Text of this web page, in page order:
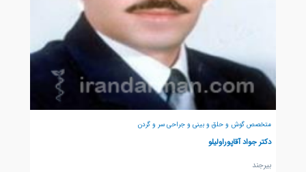
متخصص گوش و حلق و بینی و جراحی سر و گردن
دکتر جواد آقاپوراولیلو
بيرجند